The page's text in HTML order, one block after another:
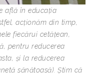
află în educația
acționăm din timp,
fiecărui cetățean,
pentru reducerea
și la reducerea
sănătoasă). Știm că